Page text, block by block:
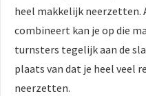
heel makkelijk neerzetten.
combineert kan je op die
turnsters tegelijk aan de
plaats van dat je heel veel
neerzetten.